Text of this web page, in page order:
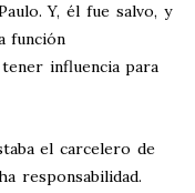
Y, él fue salvo, y
función
influencia para
el carcelero de
responsabilidad.